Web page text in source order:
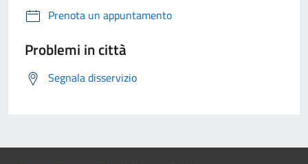
Prenota un appuntamento
Problemi in città
Segnala disservizio